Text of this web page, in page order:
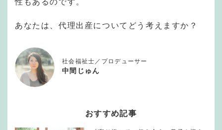
あなたは、代理出産についてどう考えますか？
社会福祉士／プロデューサー
中間じゅん
おすすめ記事